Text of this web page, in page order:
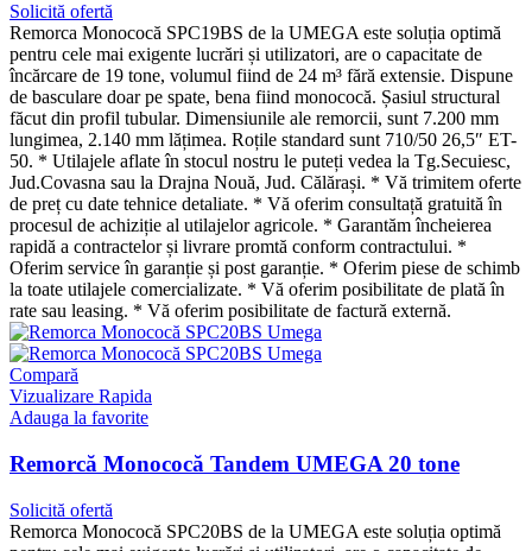
Solicită ofertă
Remorca Monococă SPC19BS de la UMEGA este soluția optimă
pentru cele mai exigente lucrări și utilizatori, are o capacitate de
încărcare de 19 tone, volumul fiind de 24 m³ fără extensie. Dispune
de basculare doar pe spate, bena fiind monococă. Șasiul structural
făcut din profil tubular. Dimensiunile ale remorcii, sunt 7.200 mm
lungimea, 2.140 mm lățimea. Roțile standard sunt 710/50 26,5″ ET-
50. * Utilajele aflate în stocul nostru le puteți vedea la Tg.Secuiesc,
Jud.Covasna sau la Drajna Nouă, Jud. Călărași. * Vă trimitem oferte
de preț cu date tehnice detaliate. * Vă oferim consultață gratuită în
procesul de achiziție al utilajelor agricole. * Garantăm încheierea
rapidă a contractelor și livrare promtă conform contractului. *
Oferim service în garanție și post garanție. * Oferim piese de schimb
la toate utilajele comercializate. * Vă oferim posibilitate de plată în
rate sau leasing. * Vă oferim posibilitate de factură externă.
Compară
Vizualizare Rapida
Adauga la favorite
Remorcă Monococă Tandem UMEGA 20 tone
Solicită ofertă
Remorca Monococă SPC20BS de la UMEGA este soluția optimă